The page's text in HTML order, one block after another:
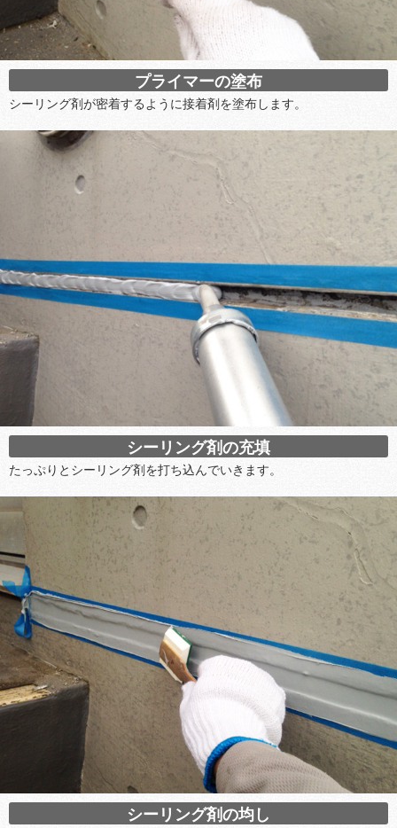
プライマーの塗布
シーリング剤が密着するように接着剤を塗布します。
シーリング剤の充填
たっぷりとシーリング剤を打ち込んでいきます。
シーリング剤の均し